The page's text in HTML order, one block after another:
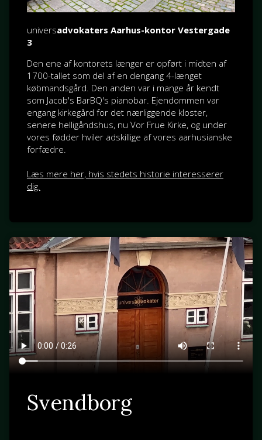
universadvokaters Aarhus-kontor Vestergade
3
Den ene af kontorets længer er opført i midten af
1700-tallet som del af en dengang 4-længet
købmandsgård. Den anden var i mange år kendt
som Jacob's BarBQ's pianobar. Ejendommen var
engang kirkegård for det nærliggende kloster,
senere helligåndshus, nu Vor Frue Kirke, og under
vores fødder hviler adskillige af vores aarhusianske
forfædre.
Læs mere her, hvis stedets historie interesserer
dig.
Svendborg